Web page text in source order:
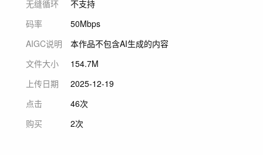
无缝循环
不支持
码率
50Mbps
AIGC说明
本作品不包含AI生成的内容
文件大小
154.7M
上传日期
2025-12-19
点击
46次
购买
2次